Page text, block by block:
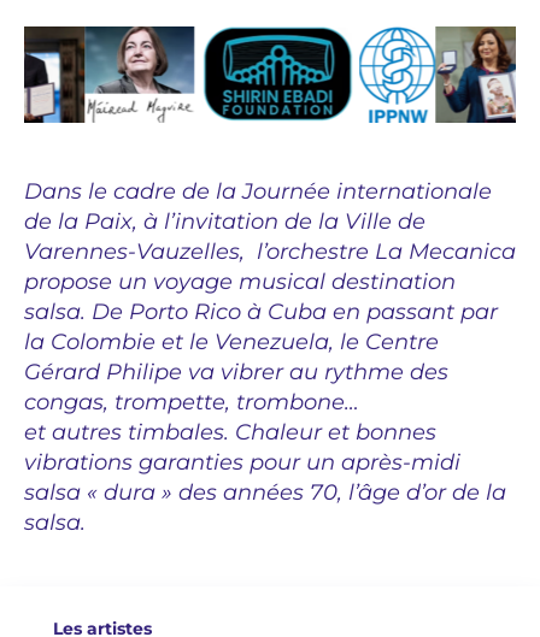
Dans le cadre de la Journée internationale
de la Paix, à l’invitation de la Ville de
Varennes-Vauzelles, l’orchestre La Mecanica
propose un voyage musical destination
salsa. De Porto Rico à Cuba en passant par
la Colombie et le Venezuela, le Centre
Gérard Philipe va vibrer au rythme des
congas, trompette, trombone…
et autres timbales. Chaleur et bonnes
vibrations garanties pour un après-midi
salsa « dura » des années 70, l’âge d’or de la
salsa.
Les artistes